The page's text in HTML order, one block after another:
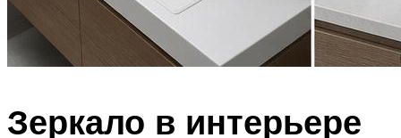
Зеркало в интерьере